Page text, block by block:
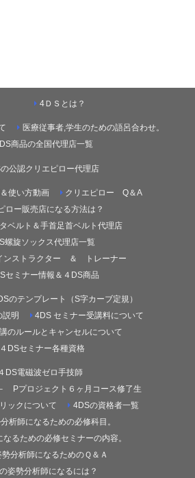
4ＤＳとは？
医療従事者,学生のための語呂合わせ。
DS商品の全国代理店一覧
の公認クリエピロー代理店
使い方動画
クリエピロー Q＆A
ロー販売店になる方法は？
ベルト＆手首足首ベルト代理店
螺旋ソックス代理店一覧
ンストラクター ＆ トレーナー
セミナー情報＆４DS商品
のテンプレート（S字カーブ定規）
説明
4DS セミナー受講料について
のルールとキャンセルについて
４DSセミナー各種資格
４DS電磁波ゼロ手技師
Pプロジェクト６ヶ月コース修了生
ックについて
4DSの資格者一覧
析師になるための必修科目。
なるための必修セミナーの内容。
分析師になるためのＱ＆Ａ
姿勢分析師になるには？